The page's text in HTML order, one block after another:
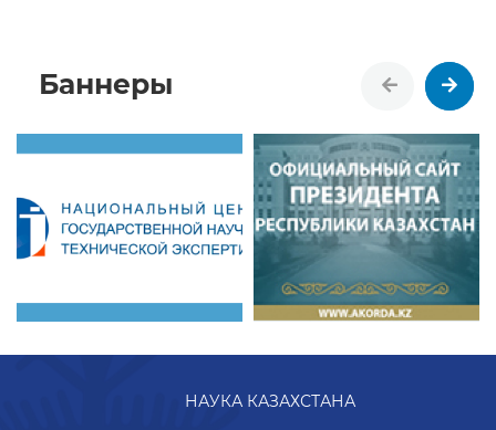
Баннеры
НАУКА КАЗАХСТАНА